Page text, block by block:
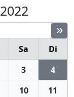
Sa
Di
3
4
10
11